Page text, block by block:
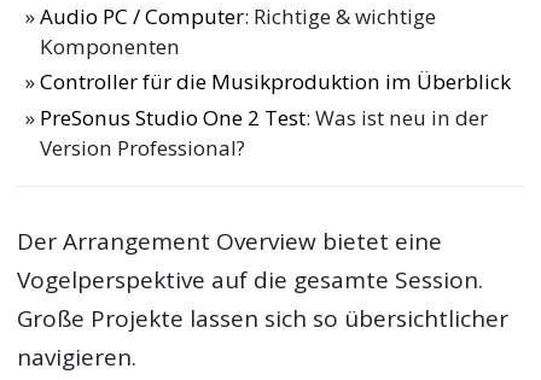
Audio PC / Computer: Richtige & wichtige
Komponenten
Controller für die Musikproduktion im Überblick
PreSonus Studio One 2 Test: Was ist neu in der
Version Professional?
Der Arrangement Overview bietet eine
Vogelperspektive auf die gesamte Session.
Große Projekte lassen sich so übersichtlicher
navigieren.